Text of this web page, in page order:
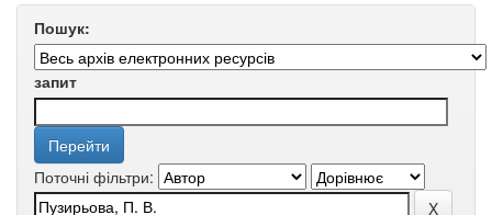
Пошук:
запит
Поточні фільтри: